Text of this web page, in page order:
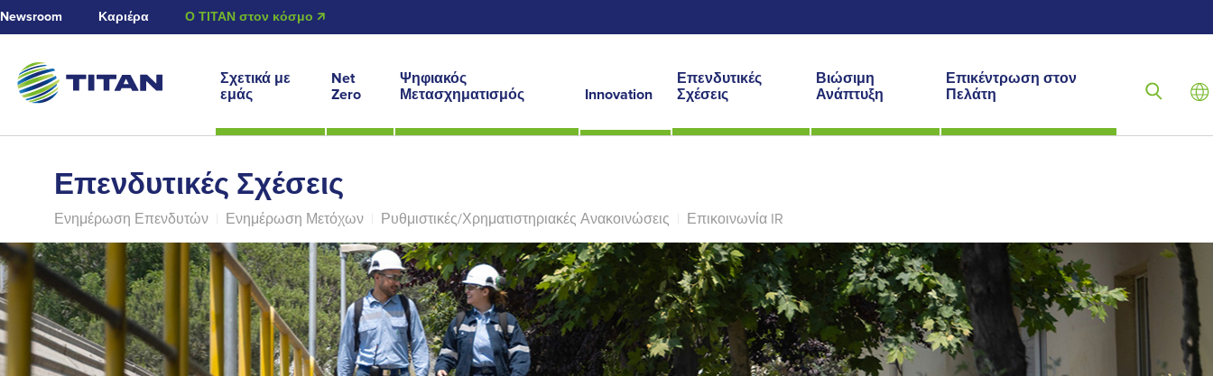
Newsroom Καριέρα Ο ΤΙΤΑΝ στον κόσμο 🡭
Σχετικά με
εμάς
Net
Zero
Ψηφιακός
Μετασχηματισμός
Innovation
Επενδυτικές
Σχέσεις
Βιώσιμη
Ανάπτυξη
Επικέντρωση στον
Πελάτη
Επενδυτικές Σχέσεις
Ενημέρωση Επενδυτών Ενημέρωση Μετόχων Ρυθμιστικές/Χρηματιστηριακές Ανακοινώσεις Επικοινωνία IR